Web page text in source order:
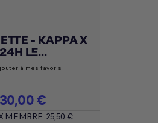
- KAPPA X
24H LE...
à mes favoris
Prix
30,00 €
MEMBRE 25,50 €